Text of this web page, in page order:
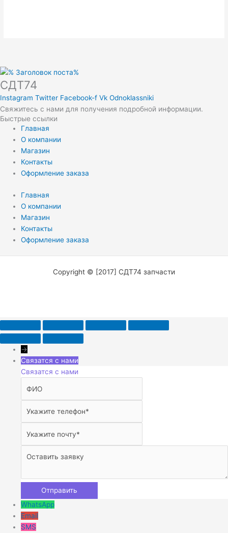
СДТ74
Instagram Twitter Facebook-f Vk Odnoklassniki
Свяжитесь с нами для получения подробной информации.
Быстрые ссылки
Главная
О компании
Магазин
Контакты
Оформление заказа
Главная
О компании
Магазин
Контакты
Оформление заказа
Copyright © [2017] СДТ74 запчасти
→
Связатся с нами
Связатся с нами
WhatsApp
Email
SMS